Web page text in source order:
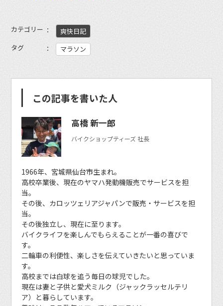
カテゴリー
爽快日記
タグ
マラソン
この記事を書いた人
高橋 新一郎
バイクショップティーズ 社長
1966年、宮城県仙台市生まれ。
高校卒業後、現在のヤマハ発動機販売でサービスを担
当。
その後、カロッツェリアジャパンで販売・サービスを担
当。
その後独立し、現在に至ります。
バイクライフを楽しんでもらえることが一番の喜びで
す。
二輪車の利便性、楽しさを伝えていきたいと思っていま
す。
高校までは白球を追う毎日の球児でした。
現在は妻と子供と愛犬ミルク（ジャックラッセルテリ
ア）と暮らしています。